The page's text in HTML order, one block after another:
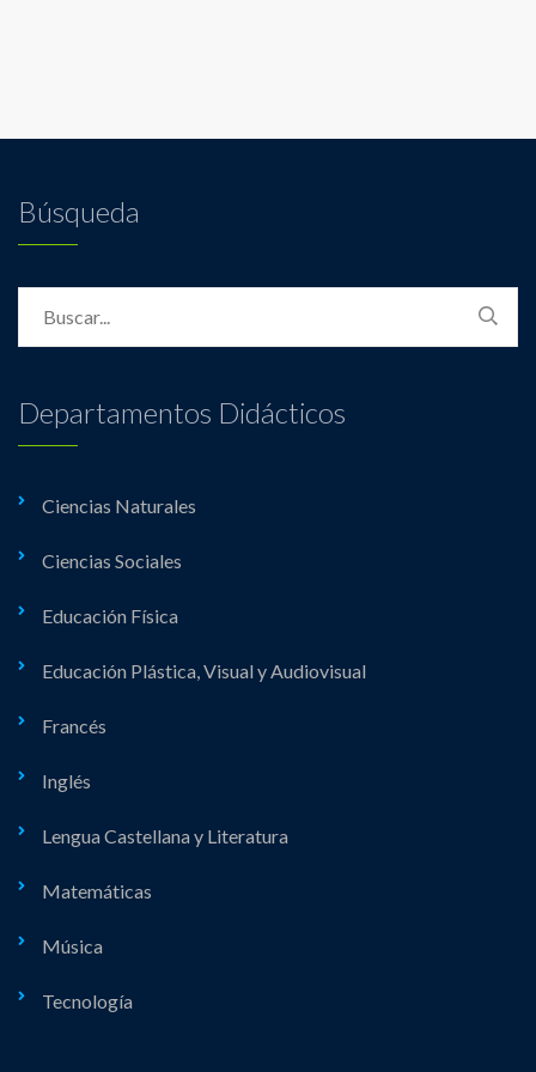
Búsqueda
Departamentos Didácticos
Ciencias Naturales
Ciencias Sociales
Educación Física
Educación Plástica, Visual y Audiovisual
Francés
Inglés
Lengua Castellana y Literatura
Matemáticas
Música
Tecnología